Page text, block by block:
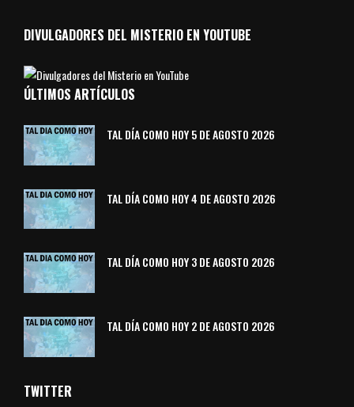
DIVULGADORES DEL MISTERIO EN YOUTUBE
ÚLTIMOS ARTÍCULOS
TAL DÍA COMO HOY 5 DE AGOSTO 2026
TAL DÍA COMO HOY 4 DE AGOSTO 2026
TAL DÍA COMO HOY 3 DE AGOSTO 2026
TAL DÍA COMO HOY 2 DE AGOSTO 2026
TWITTER